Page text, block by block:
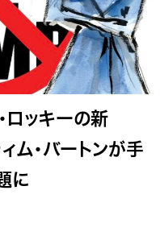
ロッキーの新
ム・バートンが手
に